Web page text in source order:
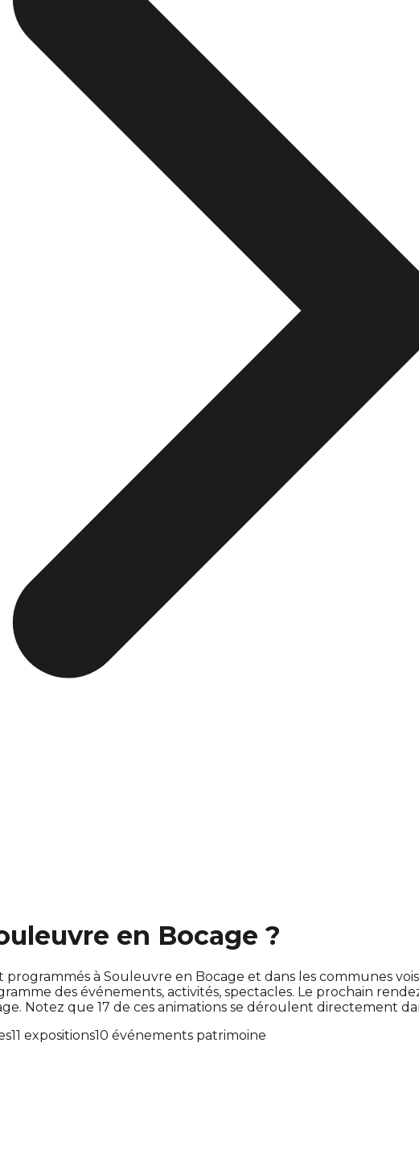
en Bocage ?
programmés à Souleuvre en Bocage et dans les communes
des événements, activités, spectacles. Le prochain
Notez que 17 de ces animations se déroulent directement
11 expositions10 événements patrimoine